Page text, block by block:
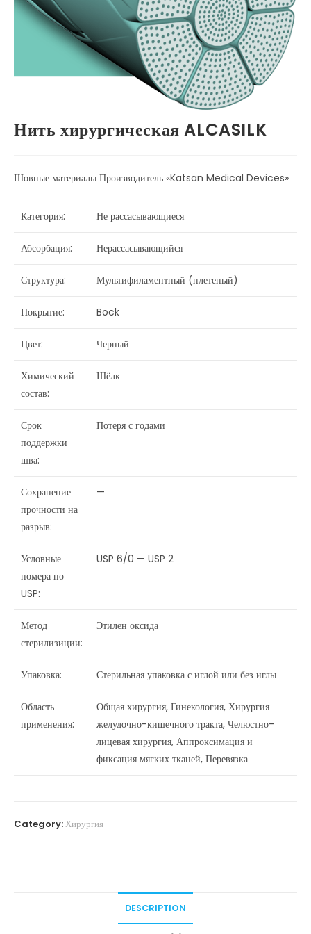
Нить хирургическая ALCASILK
Шовные материалы Производитель «Katsan Medical Devices»
Категория: Не рассасывающиеся
Абсорбация: Нерассасывающийся
Структура: Мультифиламентный (плетеный)
Покрытие: Bock
Цвет: Черный
Химический
состав:
Шёлк
Срок
поддержки
шва:
Потеря с годами
Сохранение
прочности на
разрыв:
—
Условные
номера по
USP:
USP 6/0 — USP 2
Метод
стерилизиции:
Этилен оксида
Упаковка: Стерильная упаковка с иглой или без иглы
Область
применения:
Общая хирургия, Гинекология, Хирургия
желудочно-кишечного тракта, Челюстно-
лицевая хирургия, Аппроксимация и
фиксация мягких тканей, Перевязка
Category:Хирургия
DESCRIPTION